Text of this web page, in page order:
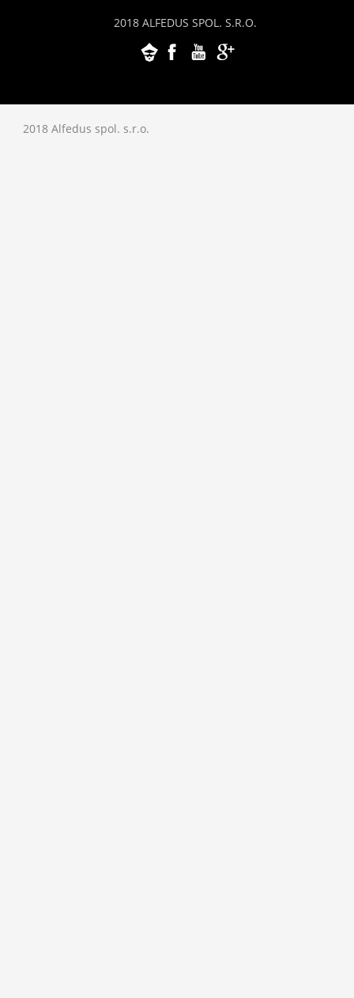
2018 ALFEDUS SPOL. S.R.O.
2018 Alfedus spol. s.r.o.